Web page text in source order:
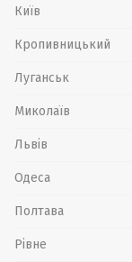
Київ
Кропивницький
Луганськ
Миколаїв
Львів
Одеса
Полтава
Рівне